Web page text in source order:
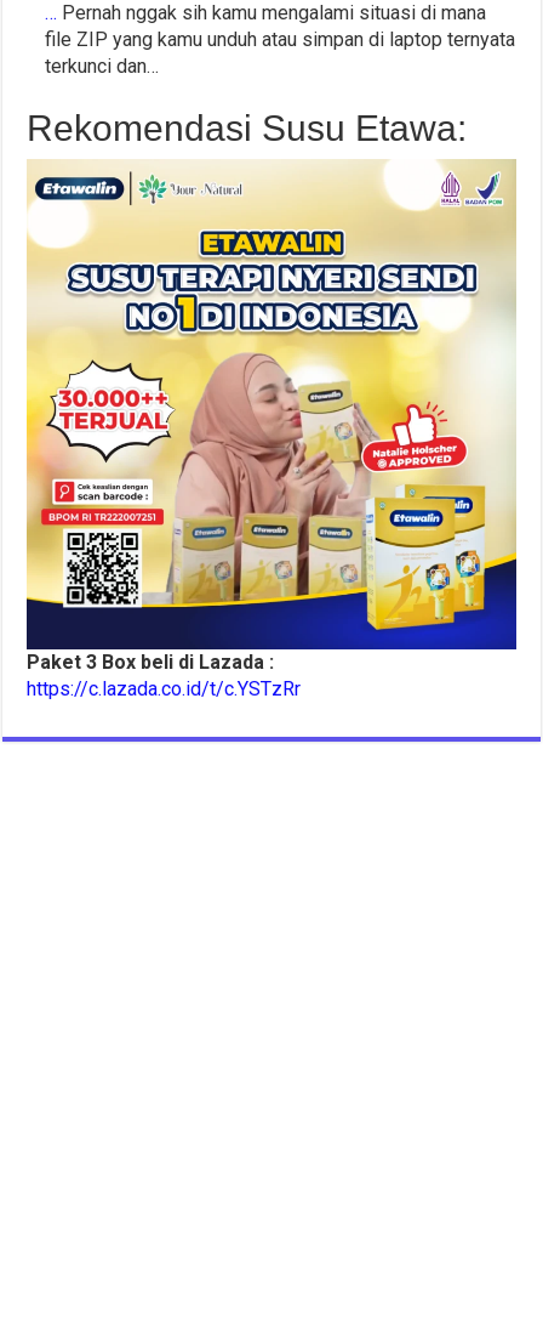
… Pernah nggak sih kamu mengalami situasi di mana
file ZIP yang kamu unduh atau simpan di laptop ternyata
terkunci dan…
Rekomendasi Susu Etawa:
Paket 3 Box beli di Lazada :
https://c.lazada.co.id/t/c.YSTzRr